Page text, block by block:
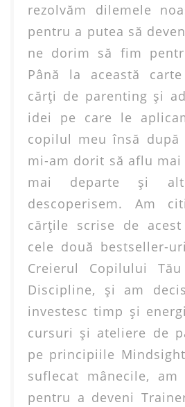
rezolvăm dilemele
pentru a putea să
ne dorim să fim
Până la această
cărţi de parenting şi
idei pe care le
copilul meu însă după
mi-am dorit să aflu
mai departe şi
descoperisem. Am
cărţile scrise de
cele două bestseller-
Creierul Copilului
Discipline, şi am
investesc timp şi
cursuri și ateliere de
pe principiile
suflecat mânecile,
pentru a deveni